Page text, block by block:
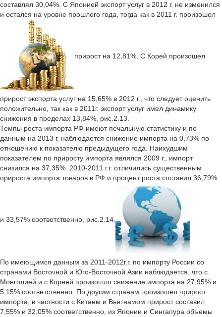
составлял 30,04%. С Японией экспорт услуг в 2012 г. не изменился
и остался на уровне прошлого года, тогда как в 2011 г. произошел
прирост на 12,81%. С Корей произошел
прирост экспорта услуг на 15,65% в 2012 г., что следует оценить
положительно, так как в 2011г. экспорт услуг имел динамику
снижения в пределах 13,84%, рис.2.13.
Темпы роста импорта РФ имеют печальную статистику и по
данным на 2013 г. наблюдается снижение импорта на 0,73% по
отношению к показателю предыдущего года. Наихудшим
показателем по приросту импорта являлся 2009 г., импорт
снизился на 37,35%. 2010-2011 г.г. отличились существенным
прироста импорта товаров в РФ и процент роста составил 36,79%
и 33,57% соответственно, рис.2.14.
По имеющимся данным за 2011-2012г.г. по импорту России со
странами Восточной и Юго-Восточной Азии наблюдается, что с
Монголией и с Кореей произошло снижение импорта на 27,95% и
5,15% соответственно. По другим странам произошел прирост
импорта, в частности с Китаем и Вьетнамом прирост составил
7,55% и 32,05% соответственно, из Японии и Сингапура объемы